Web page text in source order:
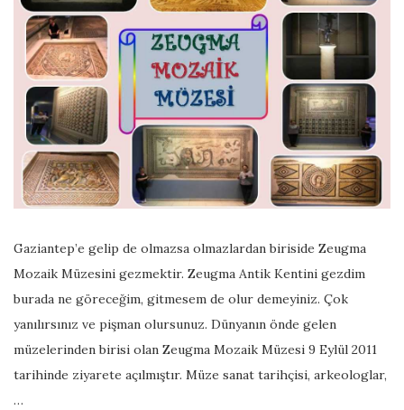
Gaziantep’e gelip de olmazsa olmazlardan biriside Zeugma
Mozaik Müzesini gezmektir. Zeugma Antik Kentini gezdim
burada ne göreceğim, gitmesem de olur demeyiniz. Çok
yanılırsınız ve pişman olursunuz. Dünyanın önde gelen
müzelerinden birisi olan Zeugma Mozaik Müzesi 9 Eylül 2011
tarihinde ziyarete açılmıştır. Müze sanat tarihçisi, arkeologlar,
…